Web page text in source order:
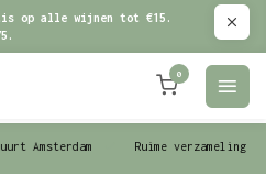
op alle wijnen tot €15.
0
Amsterdam Ruime verzameling